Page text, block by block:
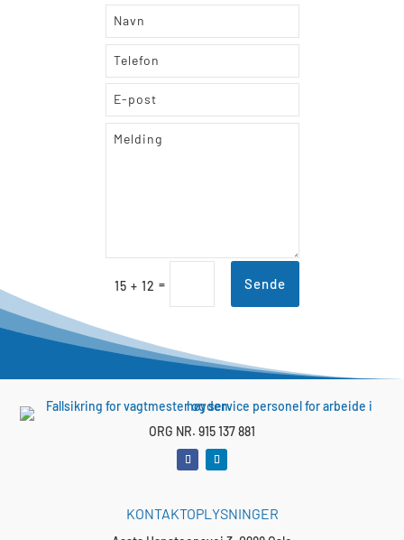
15 + 12 = Sende
ORG NR. 915 137 881
KONTAKTOPLYSNINGER